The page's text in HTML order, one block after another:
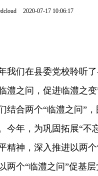
2020-07-17 10:06:17
们在县委党校聆听了
澧之问，促进临澧之
结合两个“临澧之问”
今年，为巩固拓展“不
精神，深入推进以两
两个“临澧之问”促基